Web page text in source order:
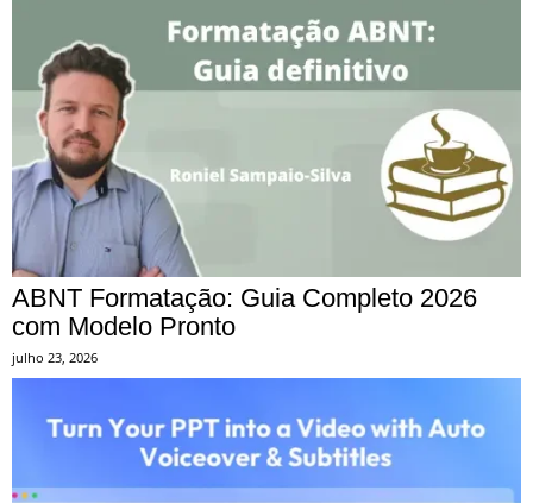
ABNT Formatação: Guia Completo 2026
com Modelo Pronto
julho 23, 2026